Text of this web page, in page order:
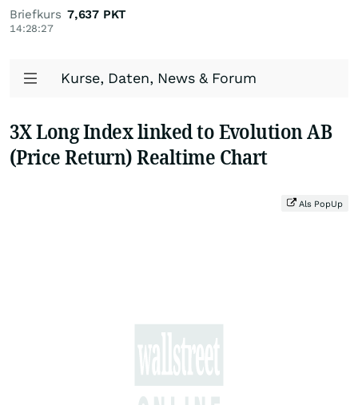
Briefkurs
14:28:27
7,637 PKT
Kurse, Daten, News & Forum
3X Long Index linked to Evolution AB
(Price Return) Realtime Chart
Als PopUp